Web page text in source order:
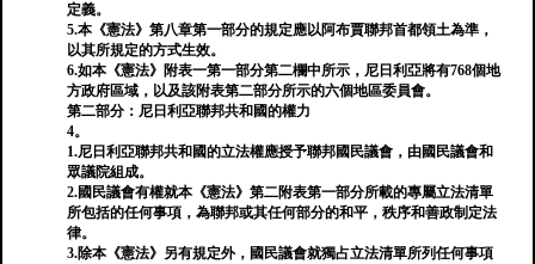
定義。
5.本《憲法》第八章第一部分的規定應以阿布賈聯邦首都領土為準，
以其所規定的方式生效。
6.如本《憲法》附表一第一部分第二欄中所示，尼日利亞將有768個地
方政府區域，以及該附表第二部分所示的六個地區委員會。
第二部分：尼日利亞聯邦共和國的權力
4。
1.尼日利亞聯邦共和國的立法權應授予聯邦國民議會，由國民議會和
眾議院組成。
2.國民議會有權就本《憲法》第二附表第一部分所載的專屬立法清單
所包括的任何事項，為聯邦或其任何部分的和平，秩序和善政制定法
律。
3.除本《憲法》另有規定外，國民議會就獨占立法清單所列任何事項